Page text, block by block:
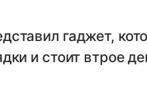
гаджет,
и стоит втрое